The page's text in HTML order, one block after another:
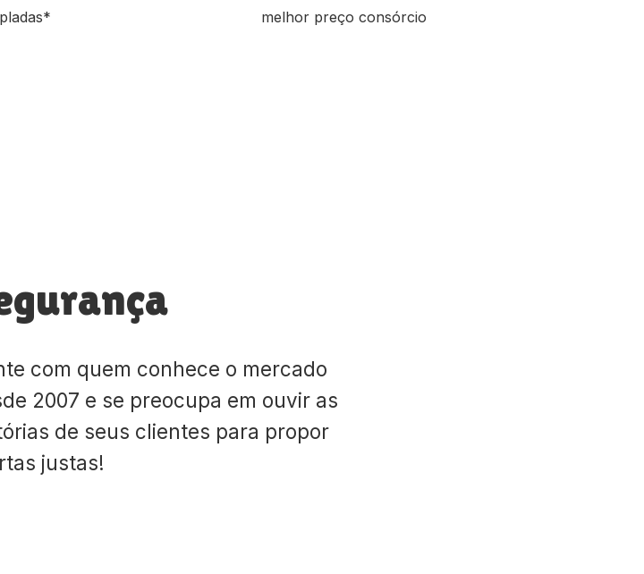
melhor preço consórcio
com quem conhece o mercado
2007 e se preocupa em ouvir as
de seus clientes para propor
justas!